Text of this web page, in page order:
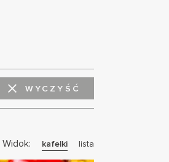
WYCZYŚĆ
Widok: kafelki lista